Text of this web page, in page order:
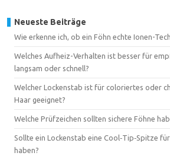
Neueste Beiträge
Wie erkenne ich, ob ein Föhn echte Ionen-
Welches Aufheiz-Verhalten ist besser für
langsam oder schnell?
Welcher Lockenstab ist für coloriertes oder
Haar geeignet?
Welche Prüfzeichen sollten sichere Föhne
Sollte ein Lockenstab eine Cool‑Tip‑Spitze
haben?